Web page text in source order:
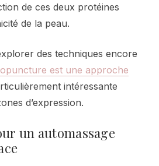
de ces deux protéines
de la peau.
des techniques encore
est une approche
intéressante
d’expression.
un automassage